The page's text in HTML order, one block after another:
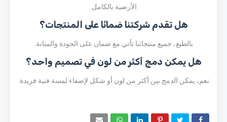
الأرضية بالكامل.
هل تقدم شركتنا ضمانًا على المنتجات؟
بالطبع، جميع منتجاتنا تأتي مع ضمان على الجودة والمتانة.
هل يمكن دمج أكثر من لون في تصميم واحد؟
نعم، يمكن الدمج بين أكثر من لون أو شكل لإضفاء لمسة فنية فريدة.